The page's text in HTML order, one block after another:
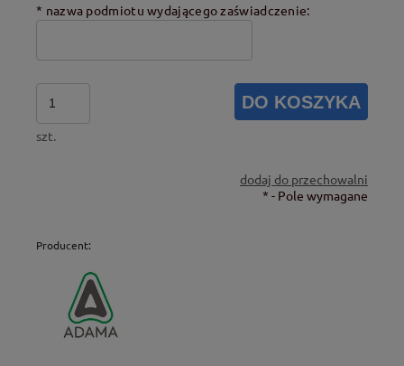
* nazwa podmiotu wydającego zaświadczenie:
szt.
DO KOSZYKA
dodaj do przechowalni
* - Pole wymagane
Producent: